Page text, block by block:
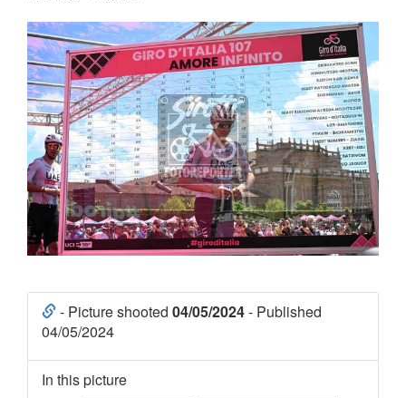
- Picture shooted 04/05/2024- Published
04/05/2024
In this picture